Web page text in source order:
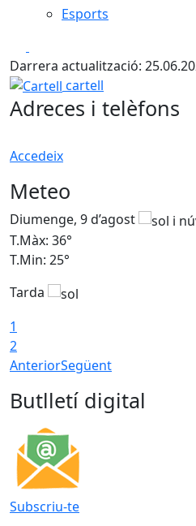
Esports
Darrera actualització:
Cartell
cartell
Adreces i telèfons
Accedeix
Meteo
Diumenge, 9 d’agost
T.Màx: 36°
T.Min: 25°
Tarda
1
2
AnteriorSegüent
Butlletí digital
Subscriu-te